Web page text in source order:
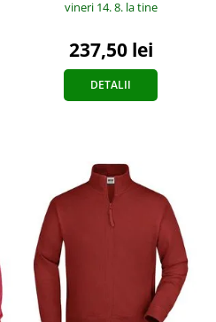
vineri 14. 8. la tine
237,50 lei
DETALII